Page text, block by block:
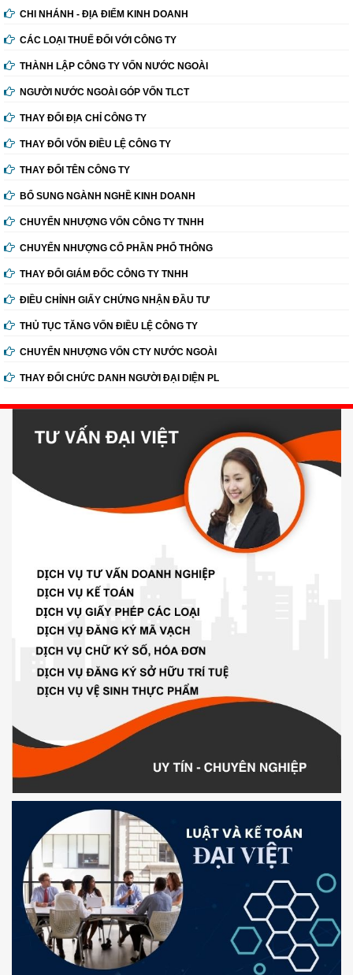
CHI NHÁNH - ĐỊA ĐIỂM KINH DOANH
CÁC LOẠI THUẾ ĐỐI VỚI CÔNG TY
THÀNH LẬP CÔNG TY VỐN NƯỚC NGOÀI
NGƯỜI NƯỚC NGOÀI GÓP VỐN TLCT
THAY ĐỔI ĐỊA CHỈ CÔNG TY
THAY ĐỔI VỐN ĐIỀU LỆ CÔNG TY
THAY ĐỔI TÊN CÔNG TY
BỔ SUNG NGÀNH NGHỀ KINH DOANH
CHUYỂN NHƯỢNG VỐN CÔNG TY TNHH
CHUYỂN NHƯỢNG CỔ PHẦN PHỔ THÔNG
THAY ĐỔI GIÁM ĐỐC CÔNG TY TNHH
ĐIỀU CHỈNH GIẤY CHỨNG NHẬN ĐẦU TƯ
THỦ TỤC TĂNG VỐN ĐIỀU LỆ CÔNG TY
CHUYỂN NHƯỢNG VỐN CTY NƯỚC NGOÀI
THAY ĐỔI CHỨC DANH NGƯỜI ĐẠI DIỆN PL